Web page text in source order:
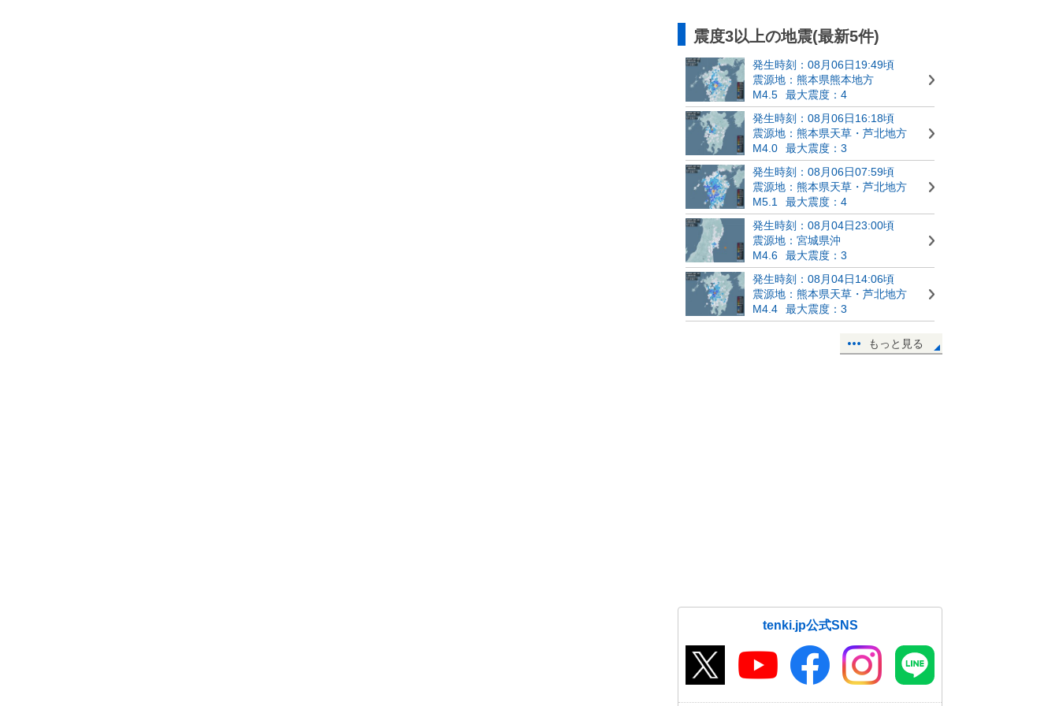
震度3以上の地震(最新5件)
発生時刻：08月06日19:49頃
震源地：熊本県熊本地方
M4.5
最大震度：4
発生時刻：08月06日16:18頃
震源地：熊本県天草・芦北地方
M4.0
最大震度：3
発生時刻：08月06日07:59頃
震源地：熊本県天草・芦北地方
M5.1
最大震度：4
発生時刻：08月04日23:00頃
震源地：宮城県沖
M4.6
最大震度：3
発生時刻：08月04日14:06頃
震源地：熊本県天草・芦北地方
M4.4
最大震度：3
もっと見る
tenki.jp公式SNS